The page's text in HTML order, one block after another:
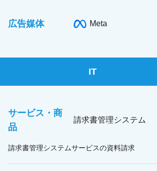
広告媒体 Meta
IT
サービス・商
品
請求書管理システム
請求書管理システムサービスの資料請求